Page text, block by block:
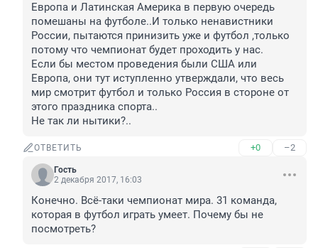
Европа и Латинская Америка в первую очередь
помешаны на футболе..И только ненавистники
России, пытаются принизить уже и футбол ,только
потому что чемпионат будет проходить у нас.
Если бы местом проведения были США или
Европа, они тут иступленно утверждали, что весь
мир смотрит футбол и только Россия в стороне от
этого праздника спорта..
Не так ли нытики?..
ОТВЕТИТЬ +0 –2
Гость
2 декабря 2017, 16:03
Конечно. Всё-таки чемпионат мира. 31 команда,
которая в футбол играть умеет. Почему бы не
посмотреть?